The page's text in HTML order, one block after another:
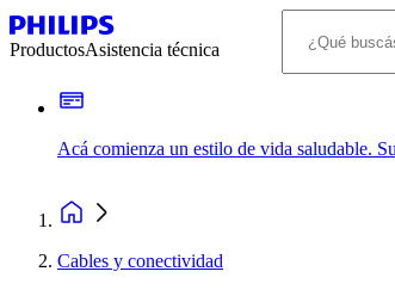
ProductosAsistencia técnica
Acá comienza un estilo de vida saludable.
Cables y conectividad